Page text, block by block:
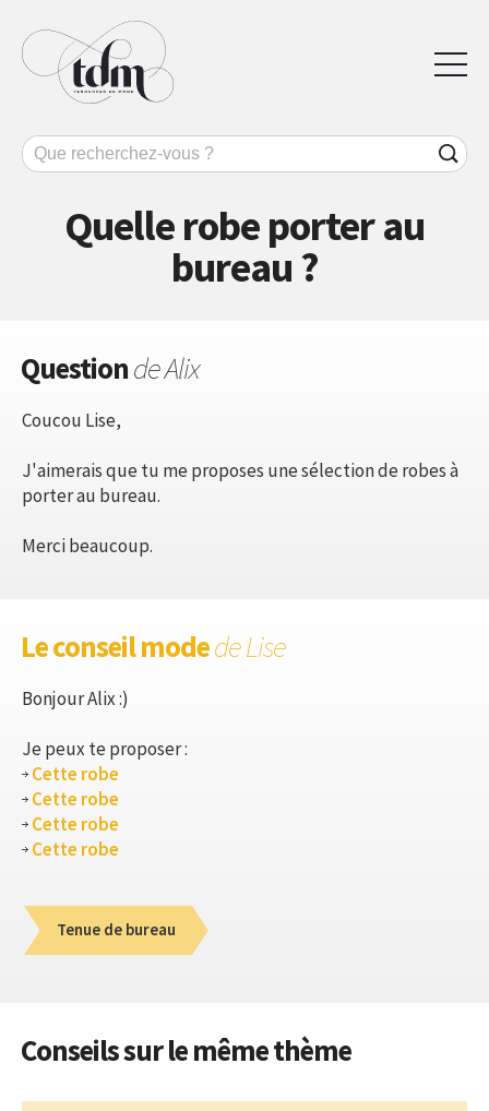
Quelle robe porter au
bureau ?
Questionde Alix
Coucou Lise,
J'aimerais que tu me proposes une sélection de robes à
porter au bureau.
Merci beaucoup.
Le conseil modede Lise
Bonjour Alix :)
Je peux te proposer :
Cette robe
Cette robe
Cette robe
Cette robe
Tenue de bureau
Conseils sur le même thème